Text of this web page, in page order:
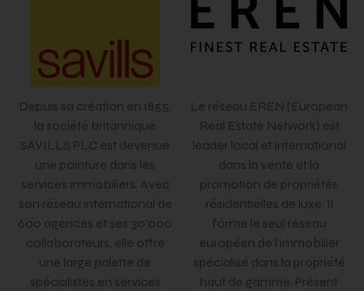
Depuis sa création en 1855,
la société britannique
SAVILLS PLC est devenue
une pointure dans les
services immobiliers. Avec
son réseau international de
600 agences et ses 30’000
collaborateurs, elle offre
une large palette de
spécialistes en services
Le réseau EREN (European
Real Estate Network) est
leader local et international
dans la vente et la
promotion de propriétés
résidentielles de luxe. Il
forme le seul réseau
européen de l’immobilier
spécialisé dans la propriété
haut de gamme. Présent